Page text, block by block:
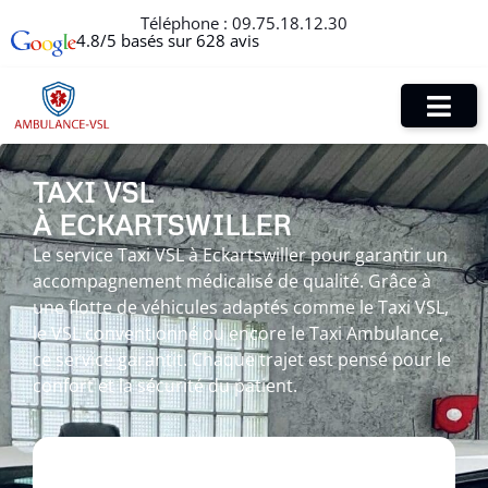
Téléphone : 09.75.18.12.30
4.8/5 basés sur 628 avis
TAXI VSL
À ECKARTSWILLER
Le service Taxi VSL à Eckartswiller pour garantir un
accompagnement médicalisé de qualité. Grâce à
une flotte de véhicules adaptés comme le Taxi VSL,
le VSL conventionné ou encore le Taxi Ambulance,
ce service garantit. Chaque trajet est pensé pour le
confort et la sécurité du patient.